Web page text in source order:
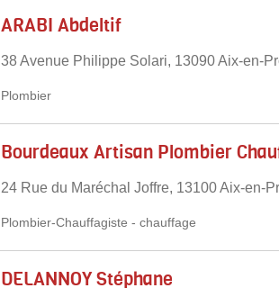
ARABI Abdeltif
38 Avenue Philippe Solari, 13090 Aix-en-
Plombier
Bourdeaux Artisan Plombier
24 Rue du Maréchal Joffre, 13100 Aix-en-
Plombier-Chauffagiste - chauffage
DELANNOY Stéphane